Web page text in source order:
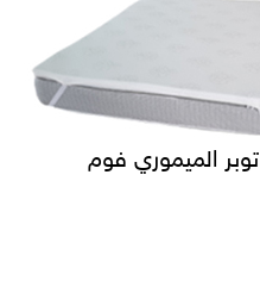
توبر الميموري فوم